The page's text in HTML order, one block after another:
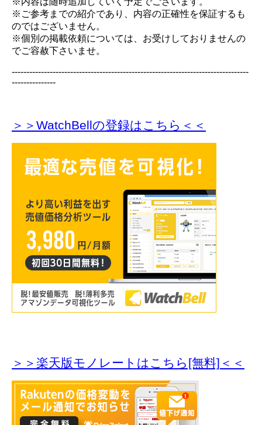
※ご参考までの紹介であり、内容の正確性を保証するも
のではございません。
※個別の掲載依頼については、お受けしておりませんの
でご容赦下さいませ。
---------------------------------------------------------------------------------
---------------
＞＞WatchBellの登録はこちら＜＜
＞＞楽天版モノレートはこちら[無料]＜＜